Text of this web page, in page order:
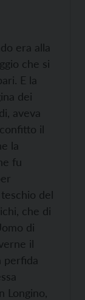
era alla
che si
E la
dei
aveva
il
la
fu
del
che di
di
il
perfida
Longino,